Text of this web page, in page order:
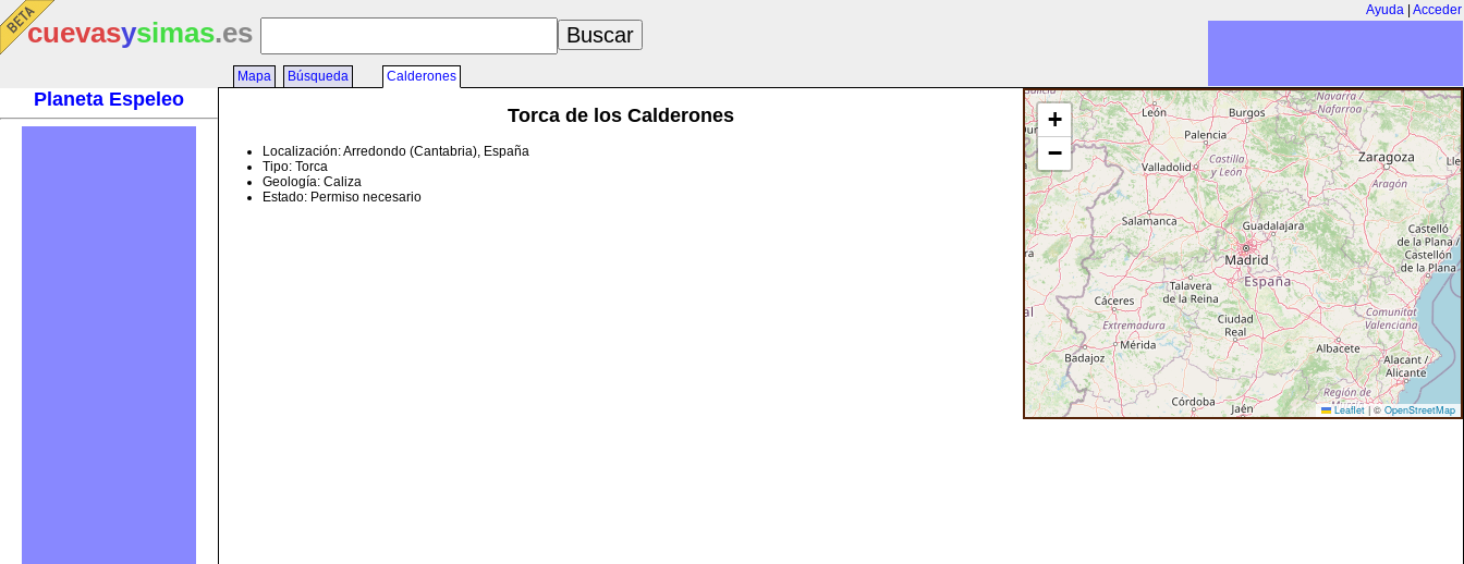
Ayuda Acceder
cuevasysimas.es
Planeta Espeleo
Mapa Búsqueda Calderones
+
−
Leaflet | © OpenStreetMap
Torca de los Calderones
Localización: Arredondo (Cantabria), España
Tipo: Torca
Geología: Caliza
Estado: Permiso necesario